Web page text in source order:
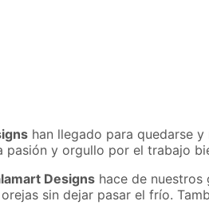
han llegado para quedarse
pasión y orgullo por el trabajo
Designs hace de
sin dejar pasar el frío.